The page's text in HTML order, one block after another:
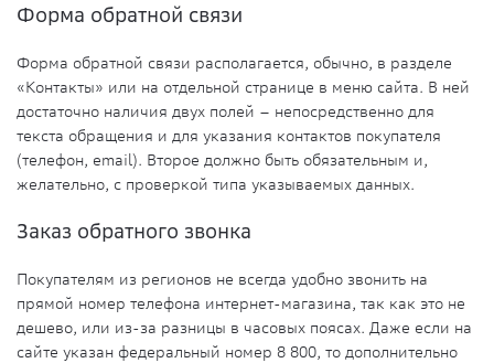
Форма обратной связи
Форма обратной связи располагается, обычно, в разделе
«Контакты» или на отдельной странице в меню сайта. В ней
достаточно наличия двух полей – непосредственно для
текста обращения и для указания контактов покупателя
(телефон, email). Второе должно быть обязательным и,
желательно, с проверкой типа указываемых данных.
Заказ обратного звонка
Покупателям из регионов не всегда удобно звонить на
прямой номер телефона интернет-магазина, так как это не
дешево, или из-за разницы в часовых поясах. Даже если на
сайте указан федеральный номер 8 800, то дополнительно